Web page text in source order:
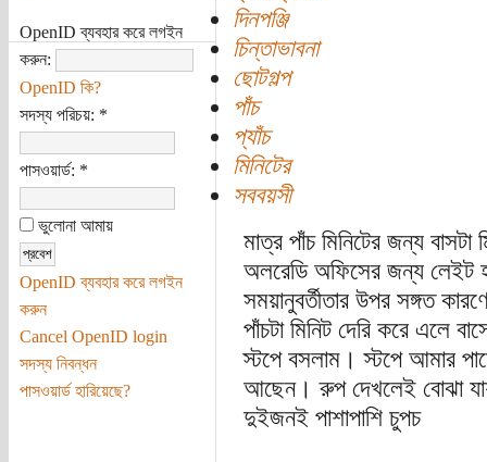
OpenID ব্যবহার করে লগইন
করুন:
OpenID কি?
সদস্য পরিচয়: *
পাসওয়ার্ড: *
ভুলোনা আমায়
OpenID ব্যবহার করে লগইন
করুন
Cancel OpenID login
সদস্য নিবন্ধন
পাসওয়ার্ড হারিয়েছে?
দিনপঞ্জি
চিন্তাভাবনা
ছোটগল্প
পাঁচ
প্যাঁচ
মিনিটের
সববয়সী
মাত্র পাঁচ মিনিটের জন্য
অলরেডি অফিসের জন্য লেইট
সময়ানুবর্তীতার উপর সঙ্গত
পাঁচটা মিনিট দেরি করে এলে
স্টপে বসলাম। স্টপে আমার
আছেন। রুপ দেখলেই বোঝা
দুইজনই পাশাপাশি চুপচ